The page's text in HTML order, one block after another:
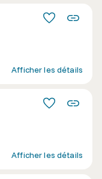
Afficher les détails
Afficher les détails